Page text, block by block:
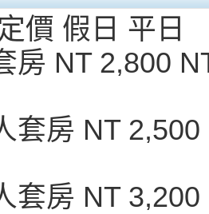
價 假日 平日
房 NT 2,800
套房 NT
套房 NT